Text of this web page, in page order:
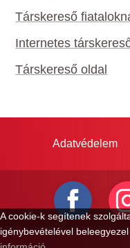
Társkereső
Internetes
Társkereső oldal
A cookie-k segítenek
igénybevételével
Adatvédelem